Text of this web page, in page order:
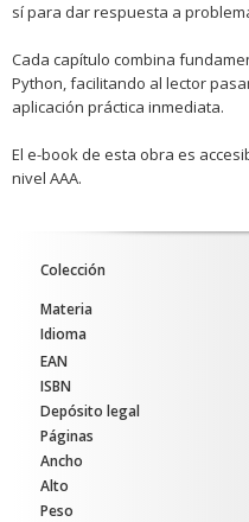
sí para dar respuesta a
Cada capítulo combina
Python, facilitando al lector
aplicación práctica inmediata.
El e-book de esta obra es
nivel AAA.
Colección
Materia
Idioma
EAN
ISBN
Depósito legal
Páginas
Ancho
Alto
Peso